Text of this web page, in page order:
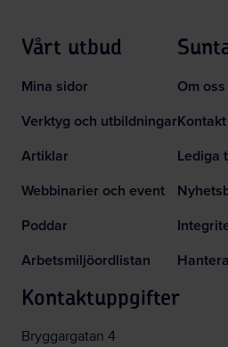
Vårt utbud
Mina sidor
Verktyg och utbildningar
Artiklar
Webbinarier och event
Poddar
Arbetsmiljöordlistan
Om oss
Kontakt
Lediga
Kontaktuppgifter
Bryggargatan 4